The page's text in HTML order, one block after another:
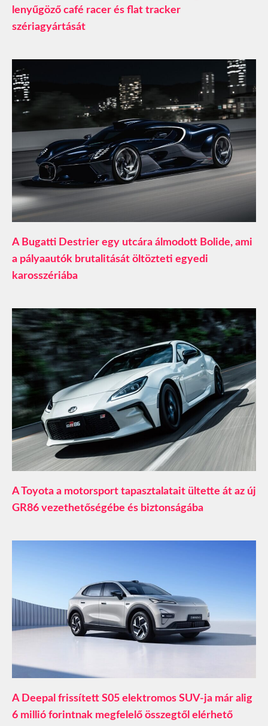
lenyűgöző café racer és flat tracker
szériagyártását
A Bugatti Destrier egy utcára álmodott Bolide, ami
a pályaautók brutalitását öltözteti egyedi
karosszériába
A Toyota a motorsport tapasztalatait ültette át az új
GR86 vezethetőségébe és biztonságába
A Deepal frissített S05 elektromos SUV-ja már alig
6 millió forintnak megfelelő összegtől elérhető